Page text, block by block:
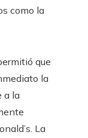
como la
que
la
a la
La